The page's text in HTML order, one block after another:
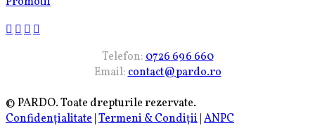
Telefon:0726 696 660
Email:contact@pardo.ro
© PARDO. Toate drepturile rezervate.
Confidențialitate Termeni & Condiții ANPC